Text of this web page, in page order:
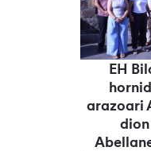
EH
arazoari